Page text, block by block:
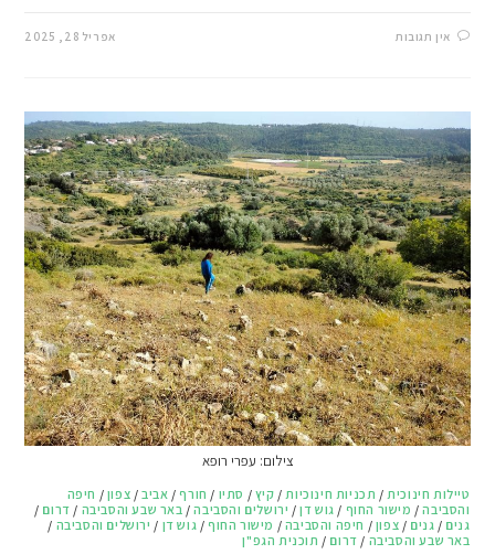
אין תגובות אפריל 28, 2025
צילום: עפרי רופא
טיילות חינוכית/ תכניות חינוכיות/ קיץ / סתיו / חורף/ אביב/ צפון / חיפה
והסביבה/ מישור החוף / גוש דן/ ירושלים והסביבה/ באר שבע והסביבה / דרום /
גנים / גנים / צפון / חיפה והסביבה / מישור החוף / גוש דן / ירושלים והסביבה /
באר שבע והסביבה / דרום / תוכנית הגפ"ן